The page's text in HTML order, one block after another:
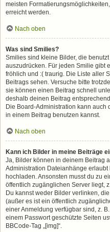
meisten
erreicht werden.
Nach oben
Was sind Smilies?
Smilies sind kleine Bilder, die
auszudrücken. Für jeden Smilie gibt
fröhlich und :( traurig. Die Liste aller
Beitrags sehen. Versuche bitte
sie können einen Beitrag schnell
deshalb deinen Beitrag
Die Board-Administration kann auch
in einem Beitrag benutzen kannst.
Nach oben
Kann ich Bilder in meine Beiträge
Ja, Bilder können in deinem Beitrag
Administration Dateianhänge
hochladen. Ansonsten musst du zu
öffentlich zugänglichen Server liegt,
Du kannst weder Bilder verlinken,
(außer es ist ein öffentlich
einer Anmeldung verfügbar sind, z.
einem Passwort geschützte Seiten
BBCode-Tag „[img]“.